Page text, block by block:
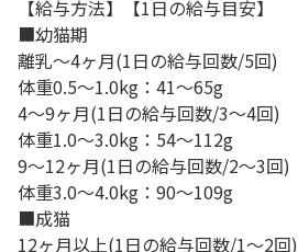
【給与方法】【1日の給与目安】
■幼猫期
離乳～4ヶ月(1日の給与回数/5回)
体重0.5～1.0kg：41～65g
4～9ヶ月(1日の給与回数/3～4回)
体重1.0～3.0kg：54～112g
9～12ヶ月(1日の給与回数/2～3回)
体重3.0～4.0kg：90～109g
■成猫
12ヶ月以上(1日の給与回数/1～2回)